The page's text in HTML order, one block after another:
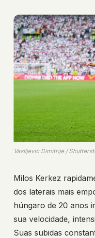
Vasiljevic Dimitrije /
Milos Kerkez
dos laterais mais
húngaro de 20 anos
sua velocidade,
Suas subidas